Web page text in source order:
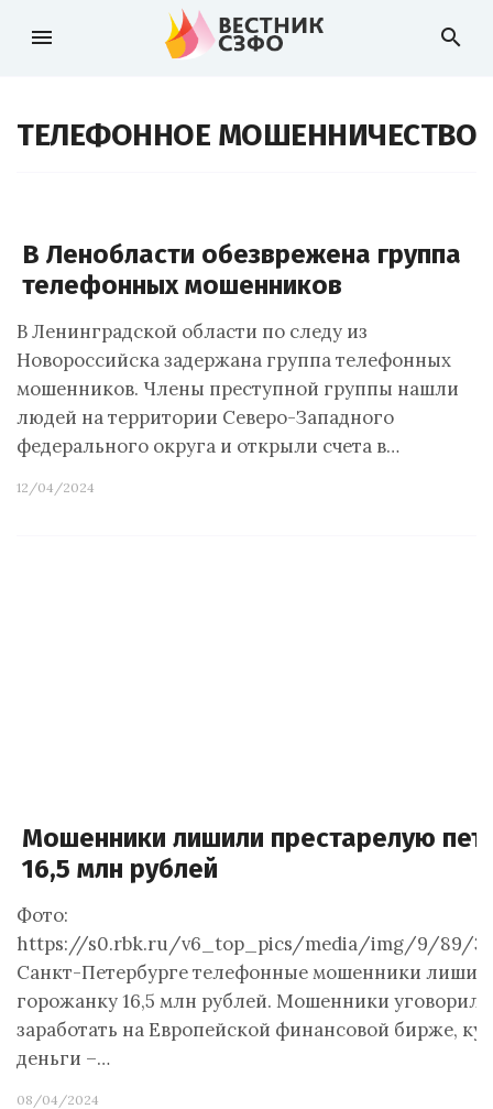
menu search
ТЕЛЕФОННОЕ МОШЕННИЧЕСТВО
В Ленобласти обезврежена группа
телефонных мошенников
В Ленинградской области по следу из
Новороссийска задержана группа телефонных
мошенников. Члены преступной группы нашли
людей на территории Северо-Западного
федерального округа и открыли счета в…
12/04/2024
Мошенники лишили престарелую
16,5 млн рублей
Фото:
https://s0.rbk.ru/v6_top_pics/media/img/9/89/
Санкт-Петербурге телефонные мошенники
горожанку 16,5 млн рублей. Мошенники
заработать на Европейской финансовой бирже,
деньги –…
08/04/2024